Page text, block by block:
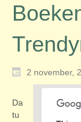
2 november,
Da
tu